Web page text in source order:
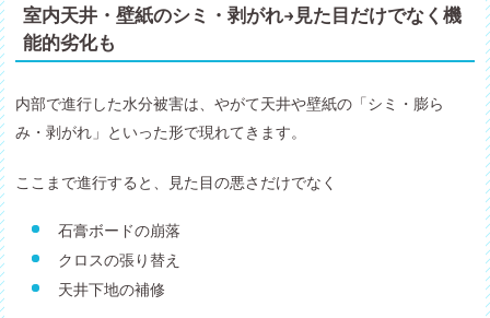
室内天井・壁紙のシミ・剥がれ→見た目だけでなく機
能的劣化も
内部で進行した水分被害は、やがて天井や壁紙の「シミ・膨ら
み・剥がれ」といった形で現れてきます。
ここまで進行すると、見た目の悪さだけでなく
石膏ボードの崩落
クロスの張り替え
天井下地の補修